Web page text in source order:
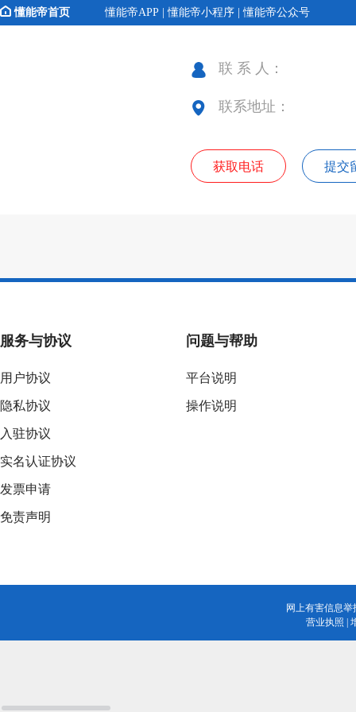
懂能帝首页 懂能帝APP | 懂能帝小程序 | 懂能帝公众号
联 系 人：
联系地址：
获取电话 提交
服务与协议
用户协议
隐私协议
入驻协议
实名认证协议
发票申请
免责声明
问题与帮助
平台说明
操作说明
网上有害信息
营业执照